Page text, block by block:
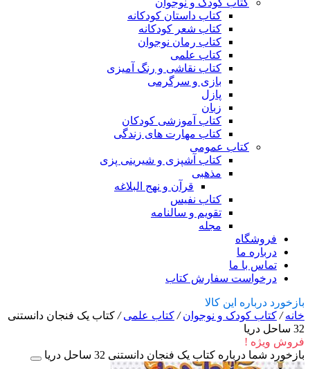
کتاب داستان کودکانه
کتاب شعر کودکانه
کتاب رمان نوجوان
کتاب علمی
کتاب نقاشی و رنگ آمیزی
بازی و سرگرمی
پازل
زبان
کتاب آموزشی کودکان
کتاب مهارت های زندگی
کتاب عمومی
کتاب آشپزی و شیرینی پزی
مذهبی
قرآن و نهج البلاغه
کتاب نفیس
تقویم و سالنامه
مجله
فروشگاه
درباره ما
تماس با ما
درخواست سفارش کتاب
بازخورد درباره این کالا
خانه/ کتاب کودک و نوجوان/ کتاب علمی/ کتاب یک فنجان دانستنی
32 ساحل دریا
فروش ویژه !
بازخورد شما درباره کتاب یک فنجان دانستنی 32 ساحل دریا